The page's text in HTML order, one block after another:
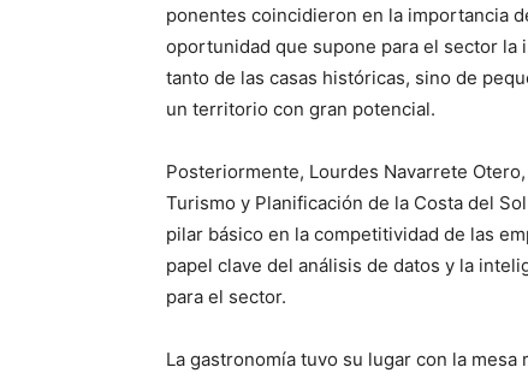
ponentes coincidieron en la importancia
oportunidad que supone para el sector la
tanto de las casas históricas, sino de
un territorio con gran potencial.
Posteriormente, Lourdes Navarrete
Turismo y Planificación de la Costa del
pilar básico en la competitividad de las
papel clave del análisis de datos y la
para el sector.
La gastronomía tuvo su lugar con la